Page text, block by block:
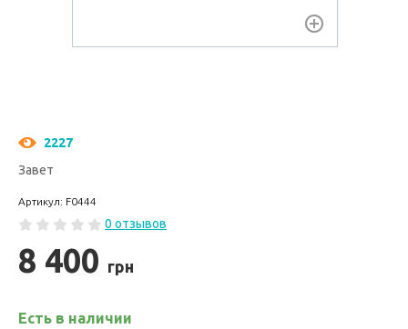
2227
Завет
Артикул: F0444
0 отзывов
8 400 грн
Есть в наличии